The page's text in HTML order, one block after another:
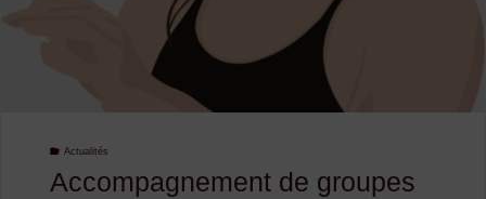
Actualités
Accompagnement de groupes